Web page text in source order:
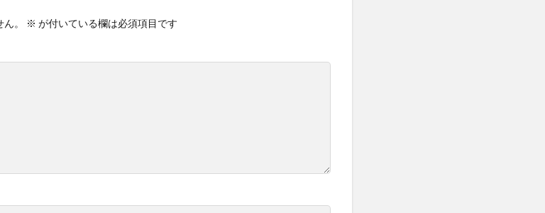
。 ※ が付いている欄は必須項目です